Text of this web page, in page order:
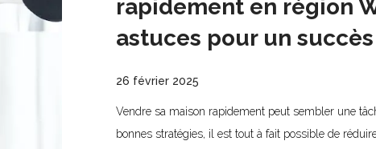
rapidement en région
astuces pour un
26 février 2025
Vendre sa maison rapidement peut sembler une
bonnes stratégies, il est tout à fait possible de